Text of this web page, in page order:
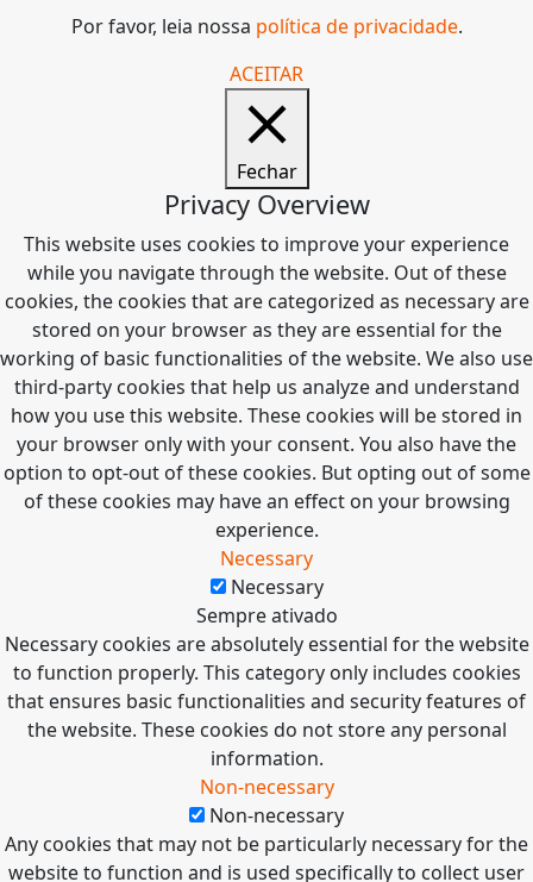
Por favor, leia nossa política de privacidade.
ACEITAR
Fechar
Privacy Overview
This website uses cookies to improve your experience
while you navigate through the website. Out of these
cookies, the cookies that are categorized as necessary are
stored on your browser as they are essential for the
working of basic functionalities of the website. We also use
third-party cookies that help us analyze and understand
how you use this website. These cookies will be stored in
your browser only with your consent. You also have the
option to opt-out of these cookies. But opting out of some
of these cookies may have an effect on your browsing
experience.
Necessary
Necessary
Sempre ativado
Necessary cookies are absolutely essential for the website
to function properly. This category only includes cookies
that ensures basic functionalities and security features of
the website. These cookies do not store any personal
information.
Non-necessary
Non-necessary
Any cookies that may not be particularly necessary for the
website to function and is used specifically to collect user